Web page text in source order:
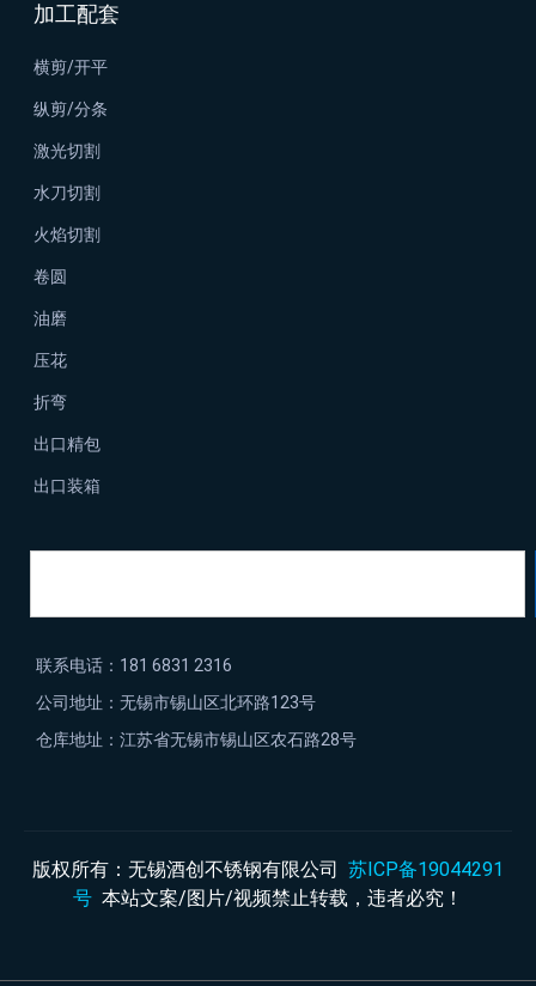
加工配套
横剪/开平
纵剪/分条
激光切割
水刀切割
火焰切割
卷圆
油磨
压花
折弯
出口精包
出口装箱
联系电话：181 6831 2316
公司地址：无锡市锡山区北环路123号
仓库地址：江苏省无锡市锡山区农石路28号
版权所有：无锡酒创不锈钢有限公司 苏ICP备19044291
号 本站文案/图片/视频禁止转载，违者必究！